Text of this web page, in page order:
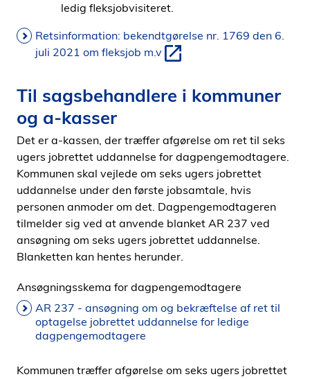
ledig fleksjobvisiteret.
Retsinformation: bekendtgørelse nr. 1769 den 6.
juli 2021 om fleksjob m.v
Til sagsbehandlere i kommuner
og a-kasser
Det er a-kassen, der træffer afgørelse om ret til seks
ugers jobrettet uddannelse for dagpengemodtagere.
Kommunen skal vejlede om seks ugers jobrettet
uddannelse under den første jobsamtale, hvis
personen anmoder om det. Dagpengemodtageren
tilmelder sig ved at anvende blanket AR 237 ved
ansøgning om seks ugers jobrettet uddannelse.
Blanketten kan hentes herunder.
Ansøgningsskema for dagpengemodtagere
AR 237 - ansøgning om og bekræftelse af ret til
optagelse jobrettet uddannelse for ledige
dagpengemodtagere
Kommunen træffer afgørelse om seks ugers jobrettet